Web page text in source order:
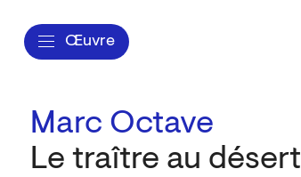
Œuvre
Marc Octave
Le traître au désert